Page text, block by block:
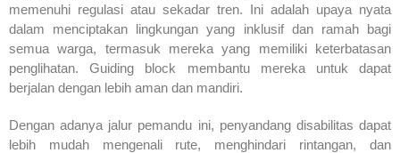
memenuhi regulasi atau sekadar tren. Ini adalah upaya nyata
dalam menciptakan lingkungan yang inklusif dan ramah bagi
semua warga, termasuk mereka yang memiliki keterbatasan
penglihatan. Guiding block membantu mereka untuk dapat
berjalan dengan lebih aman dan mandiri.
Dengan adanya jalur pemandu ini, penyandang disabilitas dapat
lebih mudah mengenali rute, menghindari rintangan, dan